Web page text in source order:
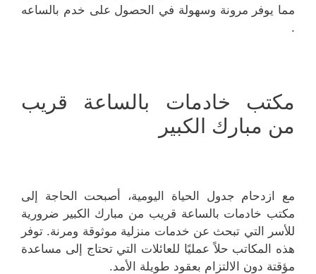
مما يوفر مرونة وسهولة في الحصول على خدم بالساعه
.
مكتب خادمات بالساعة قريب
من مبارك الكبير
مع ازدحام جدول الحياة اليومية، أصبحت الحاجة إلى
مكتب خادمات بالساعة قريب من مبارك الكبير ضرورية
للأسر التي تبحث عن خدمات منزلية موثوقة ومرنة. توفر
هذه المكاتب حلاً عمليًا للعائلات التي تحتاج إلى مساعدة
مؤقتة دون الالتزام بعقود طويلة الأمد.